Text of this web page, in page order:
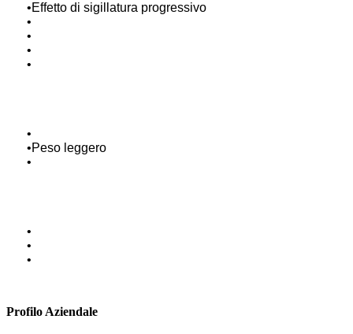
•Effetto di sigillatura progressivo
•
•
•
•
•
•Peso leggero
•
•
•
•
Profilo Aziendale